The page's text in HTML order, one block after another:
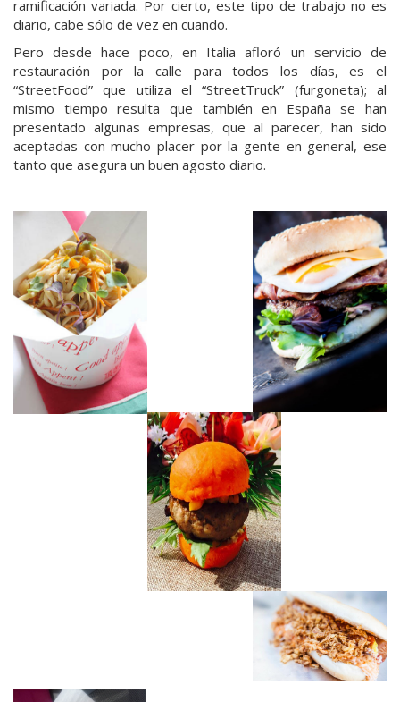
ramificación variada. Por cierto, este tipo de trabajo no es
diario, cabe sólo de vez en cuando.
Pero desde hace poco, en Italia afloró un servicio de
restauración por la calle para todos los días, es el
“StreetFood” que utiliza el “StreetTruck” (furgoneta); al
mismo tiempo resulta que también en España se han
presentado algunas empresas, que al parecer, han sido
aceptadas con mucho placer por la gente en general, ese
tanto que asegura un buen agosto diario.